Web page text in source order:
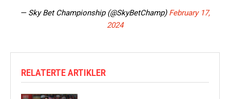
— Sky Bet Championship (@SkyBetChamp) February 17,
2024
RELATERTE ARTIKLER